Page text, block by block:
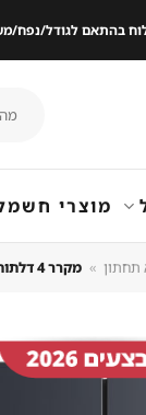
בהתאם לגודל/
עבור:
מוצרי
» מקרר 4 דלתות TOSHIBA GR-RF900WI1 עם חלל אחסון גמיש, 696 ליטר.